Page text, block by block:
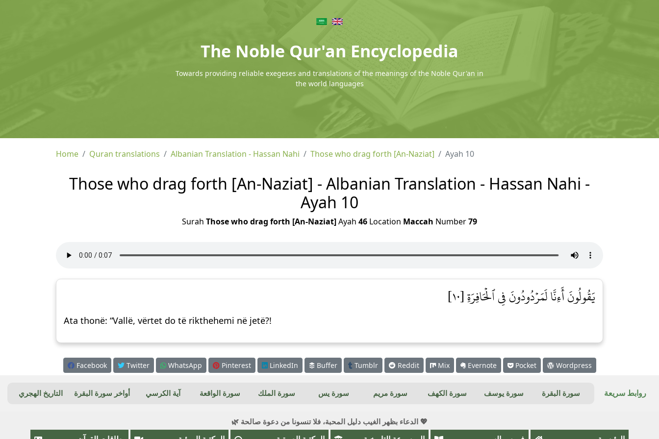
The Noble Qur'an Encyclopedia
Towards providing reliable exegeses and translations of the meanings of the Noble Qur'an in
the world languages
Home Quran translations Albanian Translation - Hassan Nahi Those who drag forth [An-Naziat] Ayah 10
Those who drag forth [An-Naziat] - Albanian Translation - Hassan Nahi -
Ayah 10
Surah Those who drag forth [An-Naziat]Ayah 46 Location Maccah Number79
يَقُولُونَ أَءِنَّا لَمَرۡدُودُونَ فِي ٱلۡحَافِرَةِ [١٠]
Ata thonë: “Vallë, vërtet do të rikthehemi në jetë?!
Facebook Twitter WhatsApp Pinterest LinkedIn Buffer Tumblr Reddit Mix Evernote Pocket Wordpress
روابط سريعة سورة البقرة سورة يوسف سورة الكهف سورة مريم سورة يس سورة الملك سورة الواقعة آية الكرسي أواخر سورة البقرة التاريخ الهجري
💖 الدعاء بظهر الغيب دليل المحبة، فلا تنسونا من دعوة صالحة 🌿